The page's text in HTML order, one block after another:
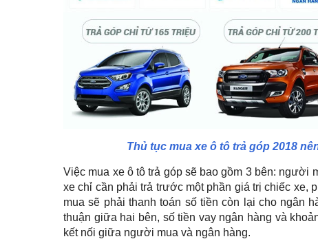
Thủ tục mua xe ô tô trả góp 2018
Việc mua xe ô tô trả góp sẽ bao gồm 3 bên: người
xe chỉ cần phải trả trước một phần giá trị chiếc xe,
mua sẽ phải thanh toán số tiền còn lại cho ngân
thuận giữa hai bên, số tiền vay ngân hàng và
kết nối giữa người mua và ngân hàng.